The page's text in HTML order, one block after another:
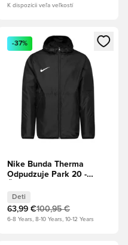
K dispozícii veľa veľkostí
registráciu ako člen
Otvorí modál na prihlásenie
-37%
Nike Bunda Therma
Odpudzuje Park 20 -
Deti
63,99 €100,95 €
6-8 Years, 8-10 Years, 10-12 Years